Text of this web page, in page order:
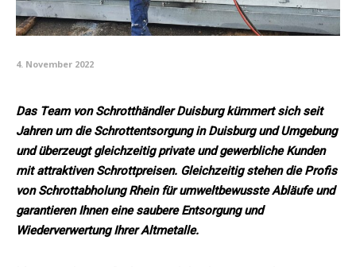
4. November 2022
Das Team von Schrotthändler Duisburg kümmert sich seit
Jahren um die Schrottentsorgung in Duisburg und Umgebung
und überzeugt gleichzeitig private und gewerbliche Kunden
mit attraktiven Schrottpreisen. Gleichzeitig stehen die Profis
von Schrottabholung Rhein für umweltbewusste Abläufe und
garantieren Ihnen eine saubere Entsorgung und
Wiederverwertung Ihrer Altmetalle.